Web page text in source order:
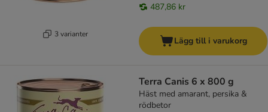
3 varianter
487,86 kr
Lägg till i varukorg
Terra Canis 6 x 800 g
Häst med amarant, persika &
rödbetor